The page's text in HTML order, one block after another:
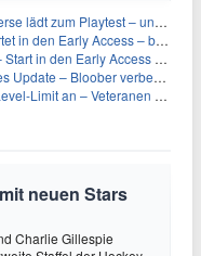
Playtest – und erscheint schon bald!
Early Access – bald gehts los!
Access ab heute im feudalen Japan
verbessert Grafik und Performance
können endlich weiter aufsteigen
neuen Stars
Charlie Gillespie